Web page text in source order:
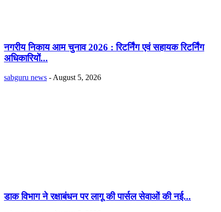
नगरीय निकाय आम चुनाव 2026 : रिटर्निंग एवं सहायक रिटर्निंग
अधिकारियों...
sabguru news - August 5, 2026
डाक विभाग ने रक्षाबंधन पर लागू की पार्सल सेवाओं की नई...